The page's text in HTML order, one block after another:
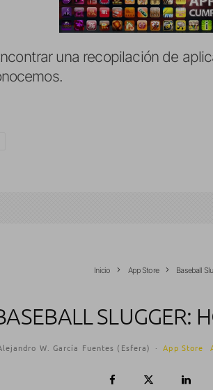
una recopilación de
Inicio App Store Baseball
SLUGGER:
W. García Fuentes (Esfera) · App Store